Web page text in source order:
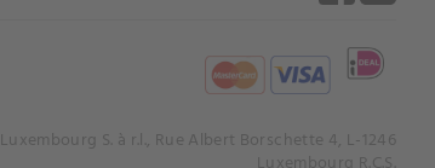
S. à r.l., Rue Albert Borschette 4, L-1246